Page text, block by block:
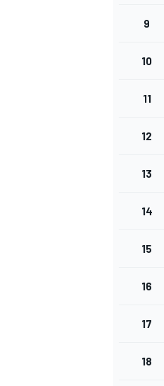
MONOPOSTO
9
10
11
12
13
14
15
16
17
18